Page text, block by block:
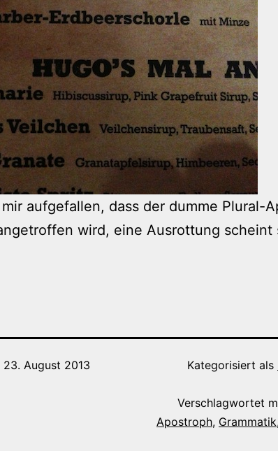
aufgefallen, dass der dumme Plural-
wird, eine Ausrottung scheint
23. August 2013 Kategorisiert als
Verschlagwortet
Apostroph, Grammatik